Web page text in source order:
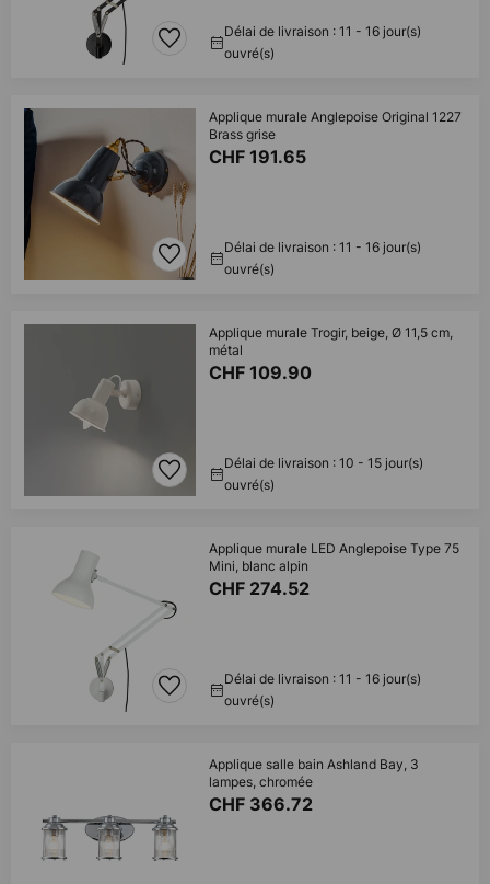
Délai de livraison : 11 - 16 jour(s)
ouvré(s)
Applique murale Anglepoise Original 1227
Brass grise
CHF 191.65
Délai de livraison : 11 - 16 jour(s)
ouvré(s)
Applique murale Trogir, beige, Ø 11,5 cm,
métal
CHF 109.90
Délai de livraison : 10 - 15 jour(s)
ouvré(s)
Applique murale LED Anglepoise Type 75
Mini, blanc alpin
CHF 274.52
Délai de livraison : 11 - 16 jour(s)
ouvré(s)
Applique salle bain Ashland Bay, 3
lampes, chromée
CHF 366.72